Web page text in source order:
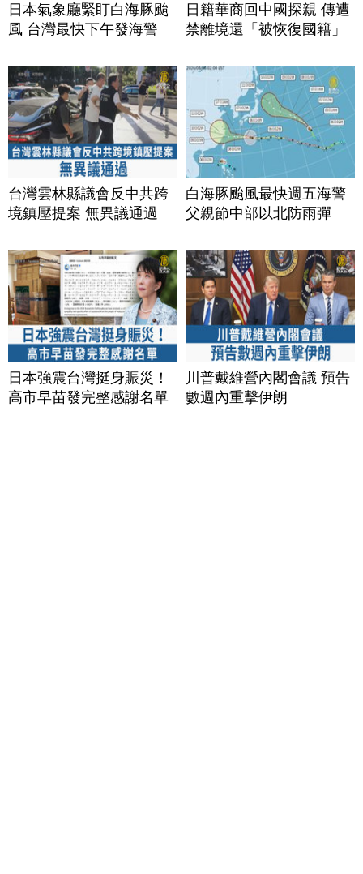
日本氣象廳緊盯白海豚颱
風 台灣最快下午發海警
日籍華商回中國探親 傳遭
禁離境還「被恢復國籍」
台灣雲林縣議會反中共跨
境鎮壓提案 無異議通過
白海豚颱風最快週五海警
父親節中部以北防雨彈
日本強震台灣挺身賑災！
高市早苗發完整感謝名單
川普戴維營內閣會議 預告
數週內重擊伊朗